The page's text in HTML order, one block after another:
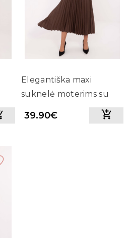
Elegantiška maxi
suknelė moterims su
39.90€